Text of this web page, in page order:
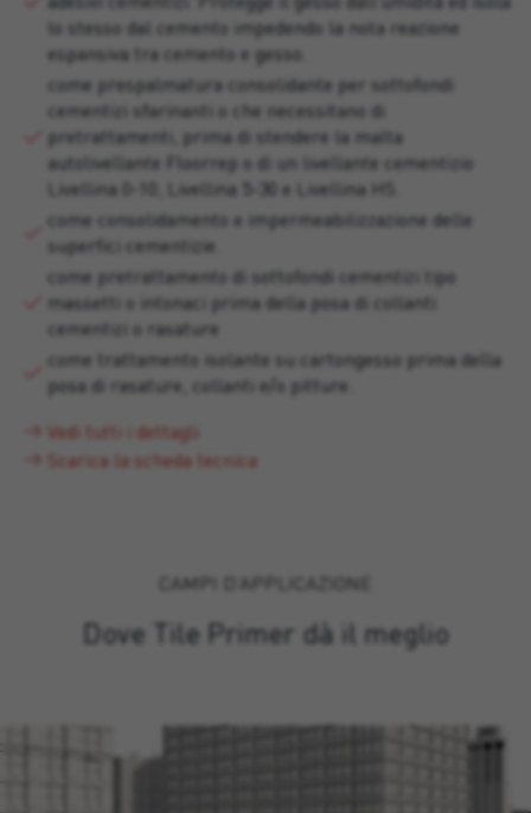
lo stesso dal cemento impedendo la nota reazione
espansiva tra cemento e gesso.
come prespalmatura consolidante per sottofondi
cementizi sfarinanti o che necessitano di
pretrattamenti, prima di stendere la malta
autolivellante Floorrep o di un livellante cementizio
Livellina 0-10, Livellina 5-30 e Livellina HS.
come consolidamento e impermeabilizzazione delle
superfici cementizie.
come pretrattamento di sottofondi cementizi tipo
massetti o intonaci prima della posa di collanti
cementizi o rasature
come trattamento isolante su cartongesso prima della
posa di rasature, collanti e/o pitture.
Vedi tutti i dettagli
Scarica la scheda tecnica
CAMPI D’APPLICAZIONE
Dove Tile Primer dà il meglio